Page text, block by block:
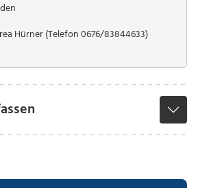
Hürner (Telefon 0676/83844633)